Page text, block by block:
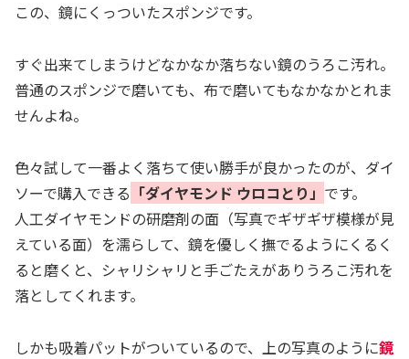
この、鏡にくっついたスポンジです。
すぐ出来てしまうけどなかなか落ちない鏡のうろこ汚れ。
普通のスポンジで磨いても、布で磨いてもなかなかとれま
せんよね。
色々試して一番よく落ちて使い勝手が良かったのが、ダイ
ソーで購入できる 「ダイヤモンド ウロコとり」 です。
人工ダイヤモンドの研磨剤の面（写真でギザギザ模様が見
えている面）を濡らして、鏡を優しく撫でるようにくるく
ると磨くと、シャリシャリと手ごたえがありうろこ汚れを
落としてくれます。
しかも吸着パットがついているので、上の写真のように鏡